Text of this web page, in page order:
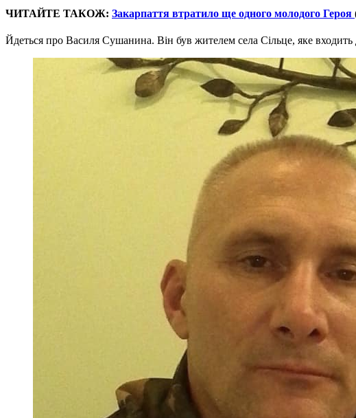
ЧИТАЙТЕ ТАКОЖ: Закарпаття втратило ще одного молодого Героя
Йдеться про Василя Сушанина. Він був жителем села Сільце, яке